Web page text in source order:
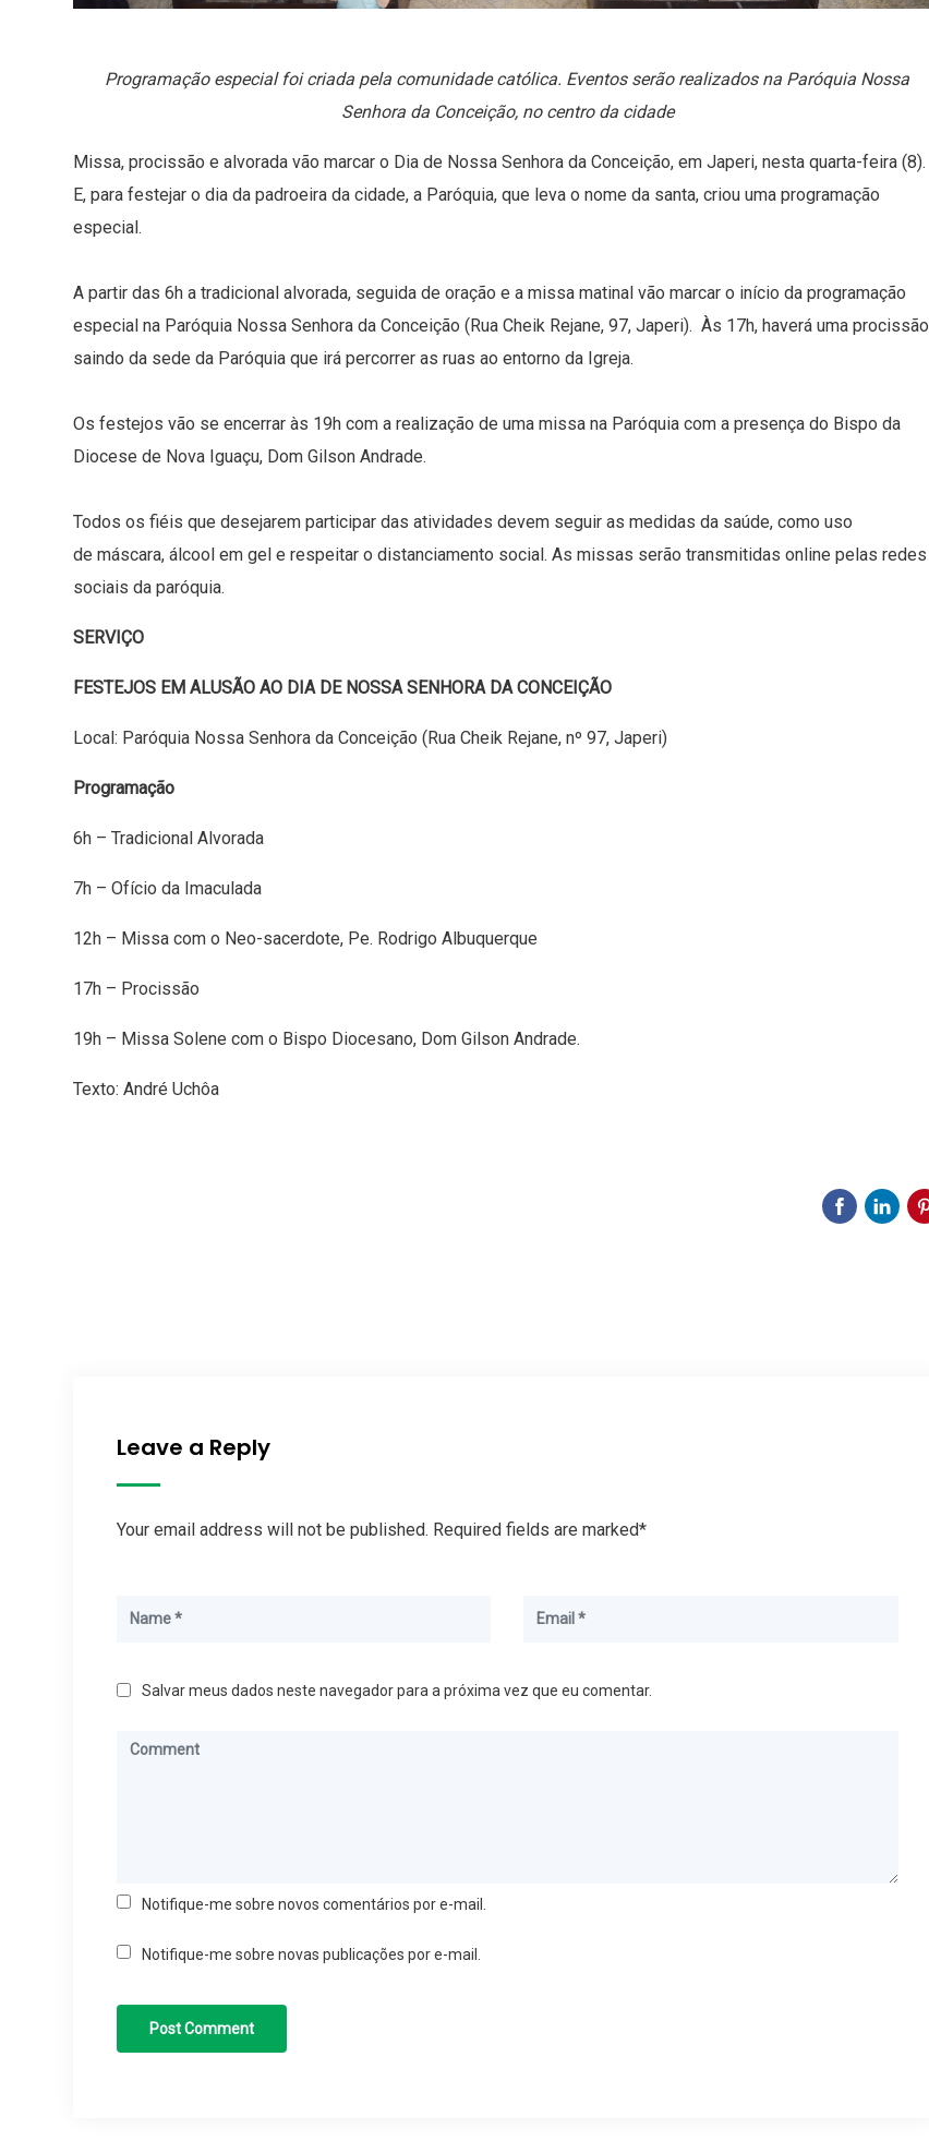
Programação especial foi criada pela comunidade católica. Eventos serão realizados na Paróquia Nossa
Senhora da Conceição, no centro da cidade
Missa, procissão e alvorada vão marcar o Dia de Nossa Senhora da Conceição, em Japeri, nesta quarta-feira (8).
E, para festejar o dia da padroeira da cidade, a Paróquia, que leva o nome da santa, criou uma programação
especial.
A partir das 6h a tradicional alvorada, seguida de oração e a missa matinal vão marcar o início da programação
especial na Paróquia Nossa Senhora da Conceição (Rua Cheik Rejane, 97, Japeri). Às 17h, haverá uma procissão
saindo da sede da Paróquia que irá percorrer as ruas ao entorno da Igreja.
Os festejos vão se encerrar às 19h com a realização de uma missa na Paróquia com a presença do Bispo da
Diocese de Nova Iguaçu, Dom Gilson Andrade.
Todos os fiéis que desejarem participar das atividades devem seguir as medidas da saúde, como uso
de máscara, álcool em gel e respeitar o distanciamento social. As missas serão transmitidas online pelas redes
sociais da paróquia.
SERVIÇO
FESTEJOS EM ALUSÃO AO DIA DE NOSSA SENHORA DA CONCEIÇÃO
Local: Paróquia Nossa Senhora da Conceição (Rua Cheik Rejane, nº 97, Japeri)
Programação
6h – Tradicional Alvorada
7h – Ofício da Imaculada
12h – Missa com o Neo-sacerdote, Pe. Rodrigo Albuquerque
17h – Procissão
19h – Missa Solene com o Bispo Diocesano, Dom Gilson Andrade.
Texto: André Uchôa
Leave a Reply
Your email address will not be published. Required fields are marked*
Salvar meus dados neste navegador para a próxima vez que eu comentar.
Notifique-me sobre novos comentários por e-mail.
Notifique-me sobre novas publicações por e-mail.